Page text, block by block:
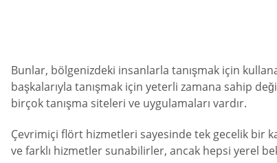
Bunlar, bölgenizdeki insanlarla tanışmak için
başkalarıyla tanışmak için yeterli zamana sahip
birçok tanışma siteleri ve uygulamaları vardır.
Çevrimiçi flört hizmetleri sayesinde tek gecelik bir
ve farklı hizmetler sunabilirler, ancak hepsi yerel